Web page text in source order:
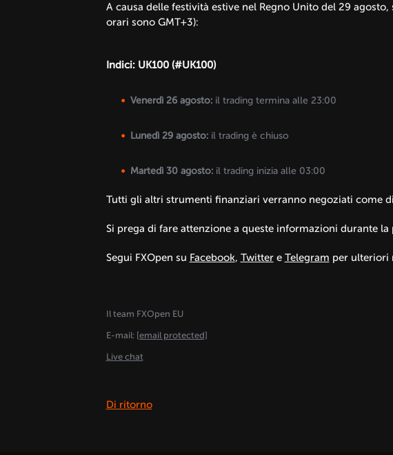
A causa delle festività estive nel Regno Unito del 29
orari sono GMT+3):
Indici: UK100 (#UK100)
Venerdì 26 agosto:il trading termina alle 23:00
Lunedì 29 agosto:il trading è chiuso
Martedì 30 agosto:il trading inizia alle 03:00
Tutti gli altri strumenti finanziari verranno negoziati come
Si prega di fare attenzione a queste informazioni durante
Segui FXOpen su Facebook, Twittere Telegram per ulteriori
Il team FXOpen EU
E-mail: [email protected]
Live chat
Di ritorno